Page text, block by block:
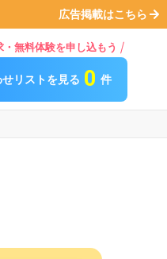
広告掲載はこちら
・無料体験を申し込もう
リストを見る 0 件